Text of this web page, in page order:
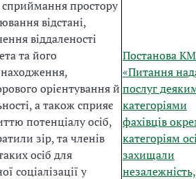
простору
відстані,
віддаленості
та його
орієнтування й
а також сприяє
потенціалу осіб,
зір, та членів
осіб для
соціалізації у
Постанова
«Питання
послуг
категоріями
фахівців
категоріям
захищали
незалежність,